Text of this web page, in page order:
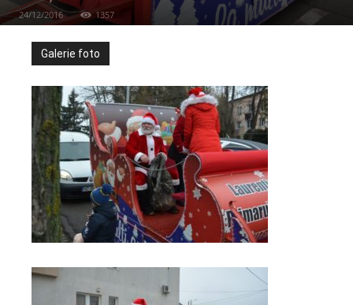
24/12/2016 1357
Galerie foto